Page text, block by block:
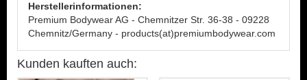
Herstellerinformationen:
Premium Bodywear AG - Chemnitzer Str. 36-38 - 09228
Chemnitz/Germany - products(at)premiumbodywear.com
Kunden kauften auch: